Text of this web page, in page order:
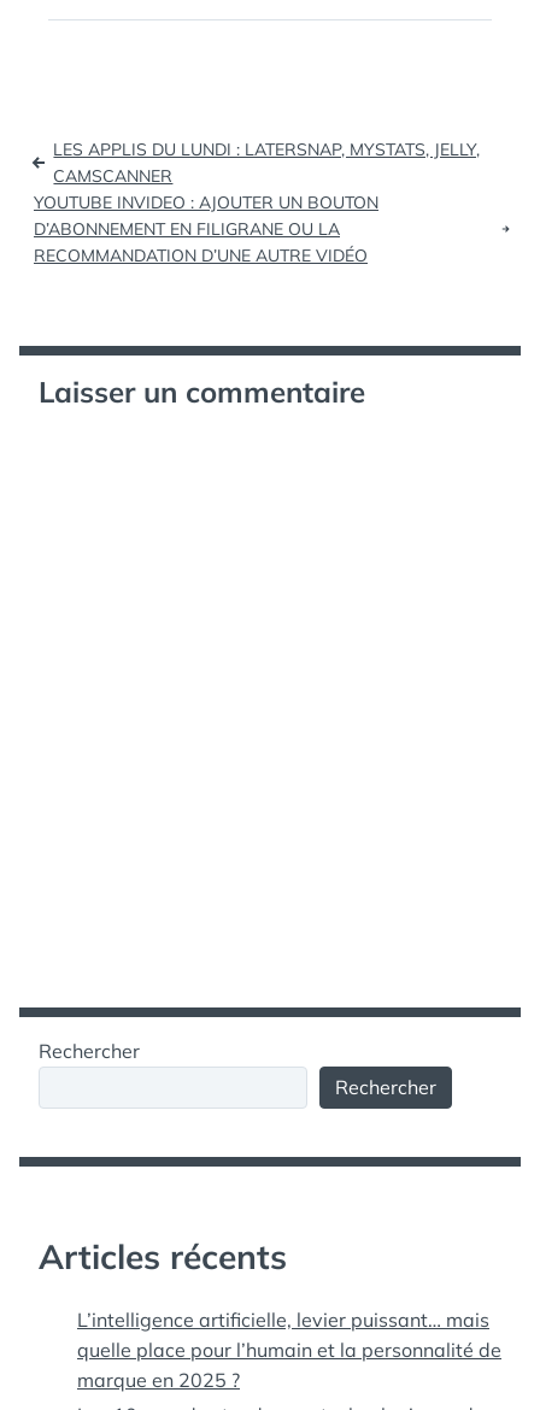
chaque fois la
SOCIAL,
Navigation
de
l’article
LES APPLIS DU LUNDI : LATERSNAP, MYSTATS, JELLY,
CAMSCANNER
YOUTUBE INVIDEO : AJOUTER UN BOUTON
D’ABONNEMENT EN FILIGRANE OU LA
RECOMMANDATION D’UNE AUTRE VIDÉO
Laisser un commentaire
Rechercher
Rechercher
Articles récents
L’intelligence artificielle, levier puissant… mais
quelle place pour l’humain et la personnalité de
marque en 2025 ?